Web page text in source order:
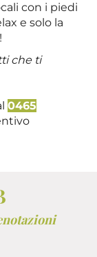
con i piedi
e solo la
che ti
0465